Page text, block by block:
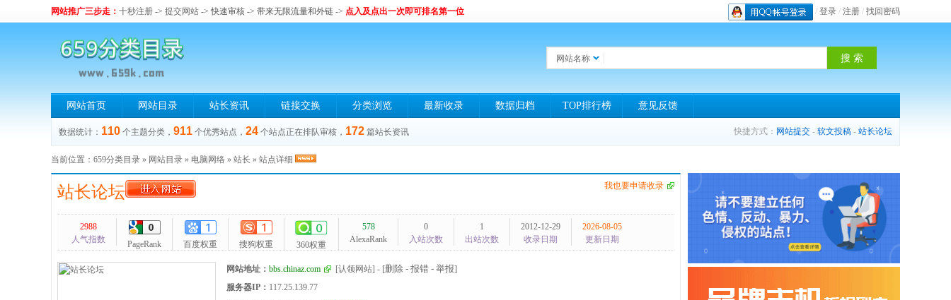
网站推广三步走： 十秒注册 -> 提交网站 -> 快速审核 -> 带来无限流量和外链 -> 点入及点出一次即可排名第一位 / 登录 / 注册 / 找回密码
网站名称
网站首页 网站目录 站长资讯 链接交换 分类浏览 最新收录 数据归档 TOP排行榜 意见反馈
数据统计： 110 个主题分类， 911 个优秀站点， 24 个站点正在排队审核， 172 篇站长资讯 快捷方式： 网站提交 - 软文投稿 - 站长论坛
当前位置： 659分类目录 » 网站目录 » 电脑网络 » 站长 » 站点详细
我也要申请收录
站长论坛
2988
人气指数
PageRank 百度权重 搜狗权重 360权重
578
AlexaRank
0
入站次数
1
出站次数
2012-12-29
收录日期
2026-08-05
更新日期
网站地址： bbs.chinaz.com [认领网站] - [删除 - 报错 - 举报]
服务器IP： 117.25.139.77